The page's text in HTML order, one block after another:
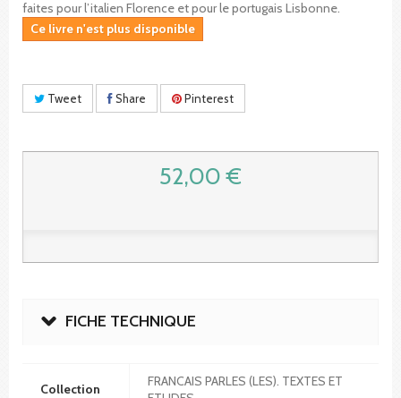
faites pour l’italien Florence et pour le portugais Lisbonne.
Ce livre n'est plus disponible
Tweet Share Pinterest
52,00 €
FICHE TECHNIQUE
Collection
FRANCAIS PARLES (LES). TEXTES ET